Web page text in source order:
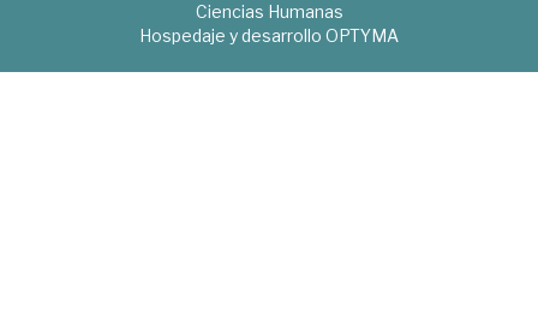
Ciencias Humanas
Hospedaje y desarrollo OPTYMA